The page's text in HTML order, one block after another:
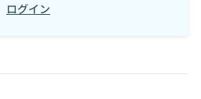
ログイン